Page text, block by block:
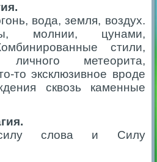
вода, земля, воздух.
молнии, цунами,
стили,
метеорита,
то эксклюзивное вроде
сквозь каменные
силу слова и Силу